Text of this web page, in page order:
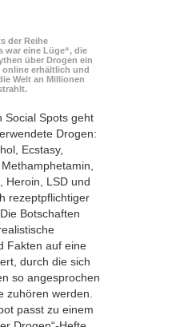
der Reihe
war eine Lüge“, die
über Drogen ein
online erhältlich und
Welt an Millionen
Social Spots geht
Drogen:
Ecstasy,
Heroin, LSD und
rezeptpflichtiger
Botschaften
Fakten auf eine
durch die sich
so angesprochen
zuhören werden.
passt zu einem